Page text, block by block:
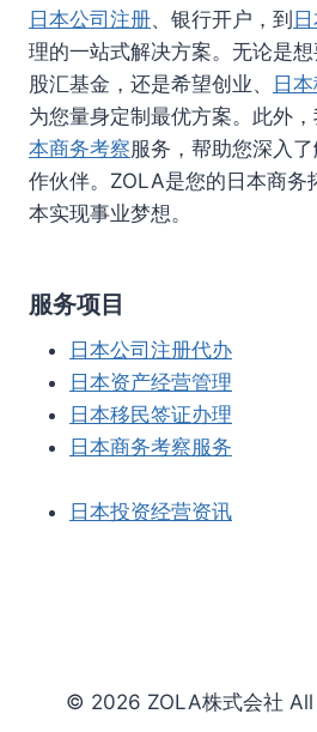
日本公司注册、银行开户，到
理的一站式解决方案。无论是想
股汇基金，还是希望创业、 日
为您量身定制最优方案。此外
本商务考察服务，帮助您深入
作伙伴。ZOLA是您的日本商务
本实现事业梦想。
服务项目
日本公司注册代办
日本资产经营管理
日本移民签证办理
日本商务考察服务
日本投资经营资讯
© 2026 ZOLA株式会社